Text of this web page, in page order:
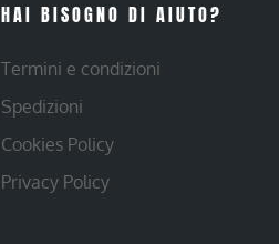
HAI BISOGNO DI AIUTO?
Termini e condizioni
Spedizioni
Cookies Policy
Privacy Policy